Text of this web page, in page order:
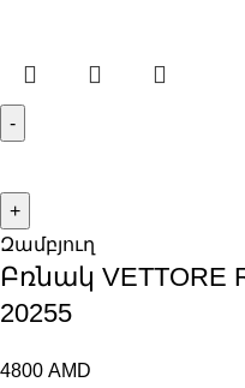
Զամբյուղ
Բռնակ VЕTTORE
20255
4800 AMD